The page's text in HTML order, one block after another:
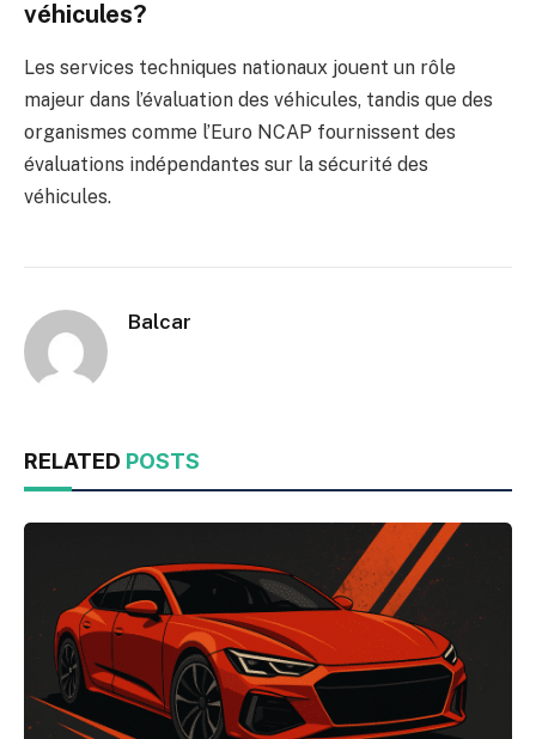
véhicules?
Les services techniques nationaux jouent un rôle
majeur dans l’évaluation des véhicules, tandis que des
organismes comme l’Euro NCAP fournissent des
évaluations indépendantes sur la sécurité des
véhicules.
Balcar
RELATED POSTS